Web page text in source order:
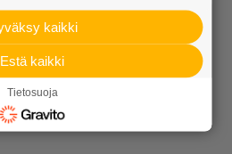
tarinoita löydät täältä:
kaikki
Estä kaikki
Tietosuoja